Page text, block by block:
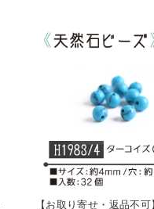
【お取り寄せ・返品不